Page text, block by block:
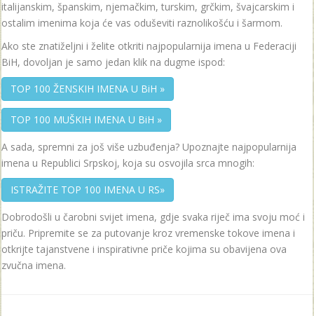
italijanskim, španskim, njemačkim, turskim, grčkim, švajcarskim i
ostalim imenima koja će vas oduševiti raznolikošću i šarmom.
Ako ste znatiželjni i želite otkriti najpopularnija imena u Federaciji
BiH, dovoljan je samo jedan klik na dugme ispod:
TOP 100 ŽENSKIH IMENA U BiH »
TOP 100 MUŠKIH IMENA U BiH »
A sada, spremni za još više uzbuđenja? Upoznajte najpopularnija
imena u Republici Srpskoj, koja su osvojila srca mnogih:
ISTRAŽITE TOP 100 IMENA U RS»
Dobrodošli u čarobni svijet imena, gdje svaka riječ ima svoju moć i
priču. Pripremite se za putovanje kroz vremenske tokove imena i
otkrijte tajanstvene i inspirativne priče kojima su obavijena ova
zvučna imena.